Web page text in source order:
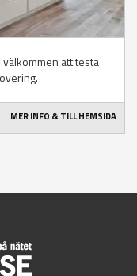
att testa
MER INFO & TILL HEMSIDA